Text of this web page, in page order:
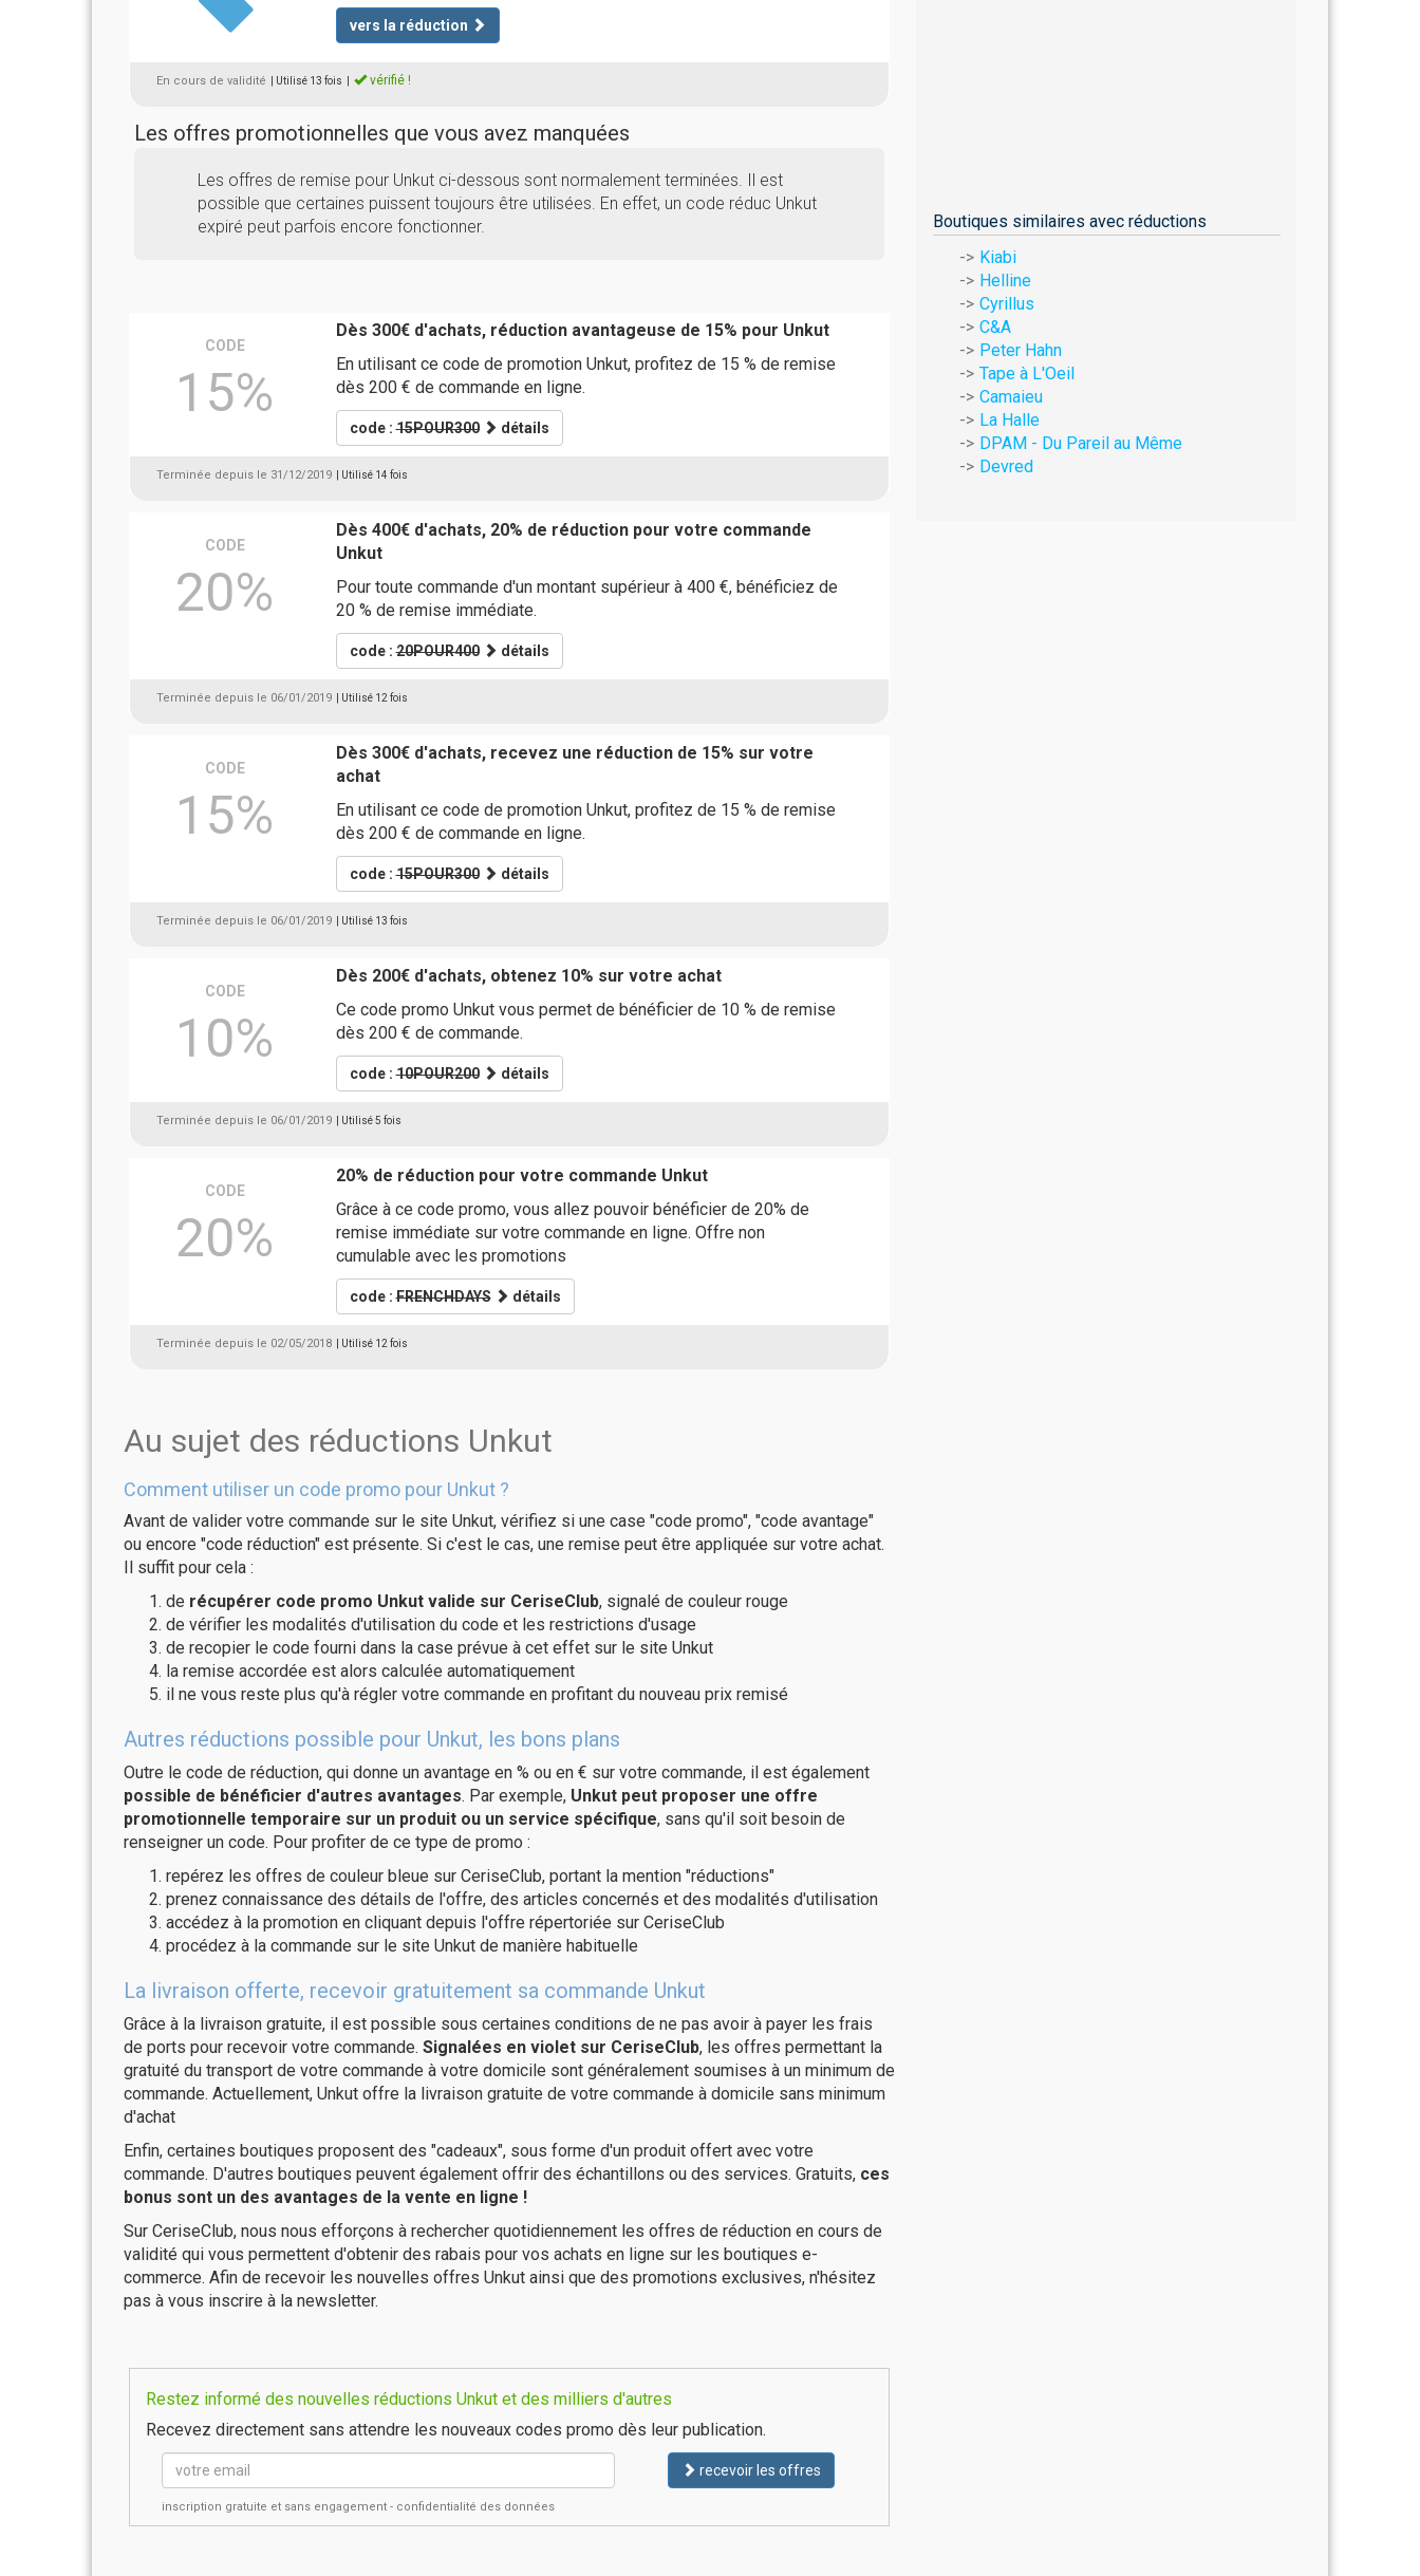
vers la réduction
En cours de validité | Utilisé 13 fois vérifié !
Les offres promotionnelles que vous avez manquées
Les offres de remise pour Unkut ci-dessous sont normalement terminées. Il est
possible que certaines puissent toujours être utilisées. En effet, un code réduc Unkut
expiré peut parfois encore fonctionner.
CODE
15%
Dès 300€ d'achats, réduction avantageuse de 15% pour Unkut
En utilisant ce code de promotion Unkut, profitez de 15 % de remise
dès 200 € de commande en ligne.
code :15POUR300 détails
Terminée depuis le 31/12/2019 | Utilisé 14 fois
CODE
20%
Dès 400€ d'achats, 20% de réduction pour votre commande
Unkut
Pour toute commande d'un montant supérieur à 400 €, bénéficiez de
20 % de remise immédiate.
code :20POUR400 détails
Terminée depuis le 06/01/2019 | Utilisé 12 fois
CODE
15%
Dès 300€ d'achats, recevez une réduction de 15% sur votre
achat
En utilisant ce code de promotion Unkut, profitez de 15 % de remise
dès 200 € de commande en ligne.
code :15POUR300 détails
Terminée depuis le 06/01/2019 | Utilisé 13 fois
CODE
10%
Dès 200€ d'achats, obtenez 10% sur votre achat
Ce code promo Unkut vous permet de bénéficier de 10 % de remise
dès 200 € de commande.
code :10POUR200 détails
Terminée depuis le 06/01/2019 | Utilisé 5 fois
CODE
20%
20% de réduction pour votre commande Unkut
Grâce à ce code promo, vous allez pouvoir bénéficier de 20% de
remise immédiate sur votre commande en ligne. Offre non
cumulable avec les promotions
code :FRENCHDAYS détails
Terminée depuis le 02/05/2018 | Utilisé 12 fois
Au sujet des réductions Unkut
Comment utiliser un code promo pour Unkut ?
Avant de valider votre commande sur le site Unkut, vérifiez si une case "code promo", "code avantage"
ou encore "code réduction" est présente. Si c'est le cas, une remise peut être appliquée sur votre achat.
Il suffit pour cela :
de récupérer code promo Unkut valide sur CeriseClub, signalé de couleur rouge
de vérifier les modalités d'utilisation du code et les restrictions d'usage
de recopier le code fourni dans la case prévue à cet effet sur le site Unkut
la remise accordée est alors calculée automatiquement
il ne vous reste plus qu'à régler votre commande en profitant du nouveau prix remisé
Autres réductions possible pour Unkut, les bons plans
Outre le code de réduction, qui donne un avantage en % ou en € sur votre commande, il est également
possible de bénéficier d'autres avantages. Par exemple, Unkut peut proposer une offre
promotionnelle temporaire sur un produit ou un service spécifique, sans qu'il soit besoin de
renseigner un code. Pour profiter de ce type de promo :
repérez les offres de couleur bleue sur CeriseClub, portant la mention "réductions"
prenez connaissance des détails de l'offre, des articles concernés et des modalités d'utilisation
accédez à la promotion en cliquant depuis l'offre répertoriée sur CeriseClub
procédez à la commande sur le site Unkut de manière habituelle
La livraison offerte, recevoir gratuitement sa commande Unkut
Grâce à la livraison gratuite, il est possible sous certaines conditions de ne pas avoir à payer les frais
de ports pour recevoir votre commande. Signalées en violet sur CeriseClub, les offres permettant la
gratuité du transport de votre commande à votre domicile sont généralement soumises à un minimum de
commande. Actuellement, Unkut offre la livraison gratuite de votre commande à domicile sans minimum
d'achat
Enfin, certaines boutiques proposent des "cadeaux", sous forme d'un produit offert avec votre
commande. D'autres boutiques peuvent également offrir des échantillons ou des services. Gratuits, ces
bonus sont un des avantages de la vente en ligne !
Sur CeriseClub, nous nous efforçons à rechercher quotidiennement les offres de réduction en cours de
validité qui vous permettent d'obtenir des rabais pour vos achats en ligne sur les boutiques e-
commerce. Afin de recevoir les nouvelles offres Unkut ainsi que des promotions exclusives, n'hésitez
pas à vous inscrire à la newsletter.
Restez informé des nouvelles réductions Unkut et des milliers d'autres
Recevez directement sans attendre les nouveaux codes promo dès leur publication.
recevoir les offres
inscription gratuite et sans engagement - confidentialité des données
Boutiques similaires avec réductions
Kiabi
Helline
Cyrillus
C&A
Peter Hahn
Tape à L'Oeil
Camaieu
La Halle
DPAM - Du Pareil au Même
Devred